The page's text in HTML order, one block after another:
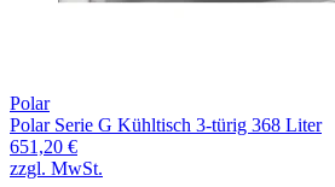
Polar
Polar Serie G Kühltisch 3-türig 368 Liter
651,20 €
zzgl. MwSt.